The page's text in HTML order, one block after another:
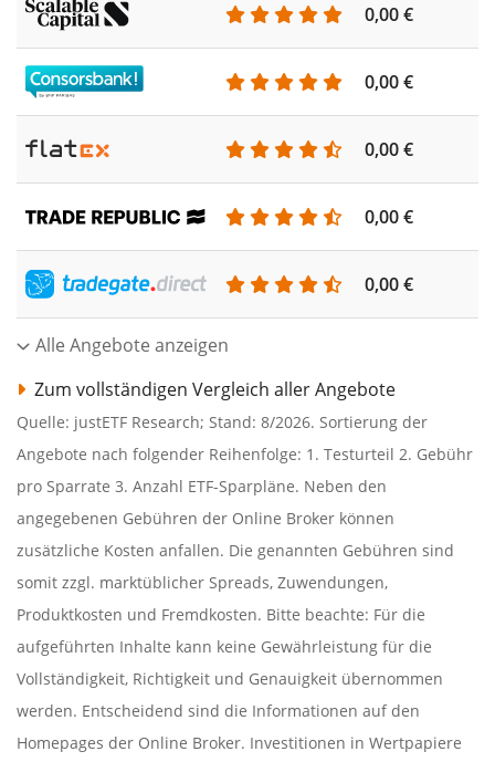
0,00 €
0,00 €
0,00 €
0,00 €
0,00 €
Alle Angebote anzeigen
Zum vollständigen Vergleich aller Angebote
Quelle: justETF Research; Stand: 8/2026. Sortierung der
Angebote nach folgender Reihenfolge: 1. Testurteil 2. Gebühr
pro Sparrate 3. Anzahl ETF-Sparpläne. Neben den
angegebenen Gebühren der Online Broker können
zusätzliche Kosten anfallen. Die genannten Gebühren sind
somit zzgl. marktüblicher Spreads, Zuwendungen,
Produktkosten und Fremdkosten. Bitte beachte: Für die
aufgeführten Inhalte kann keine Gewährleistung für die
Vollständigkeit, Richtigkeit und Genauigkeit übernommen
werden. Entscheidend sind die Informationen auf den
Homepages der Online Broker. Investitionen in Wertpapiere